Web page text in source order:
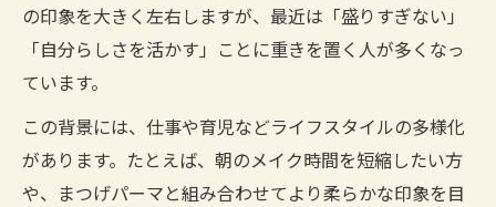
の印象を大きく左右しますが、最近は「盛りすぎない」
「自分らしさを活かす」ことに重きを置く人が多くなっ
ています。
この背景には、仕事や育児などライフスタイルの多様化
があります。たとえば、朝のメイク時間を短縮したい方
や、まつげパーマと組み合わせてより柔らかな印象を目